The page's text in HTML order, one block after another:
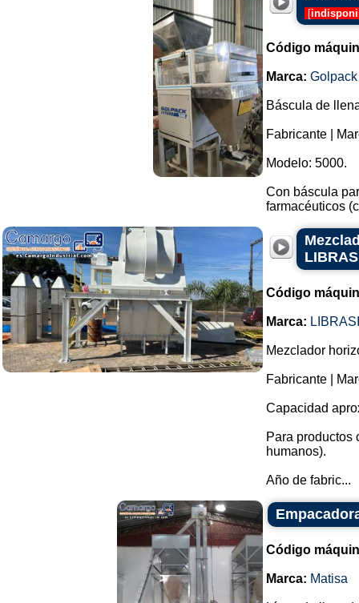
[
Código
Marca: Golpack
Báscula de
Fabricante |
Modelo: 5000.
Con báscula
farmacéuticos
Código
Marca:
Mezclador
Fabricante |
Capacidad
Para productos
humanos).
Año de fabric...
Código
Marca: Matisa